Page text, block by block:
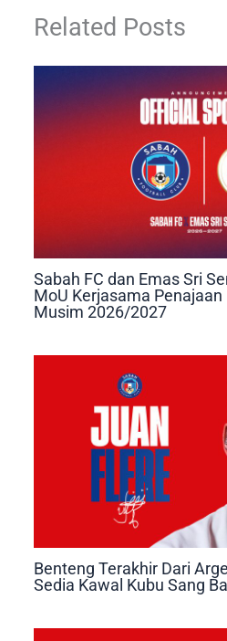
Related Posts
Sabah FC dan Emas Sri
MoU Kerjasama
Musim 2026/2027
Benteng Terakhir Dari
Sedia Kawal Kubu Sang